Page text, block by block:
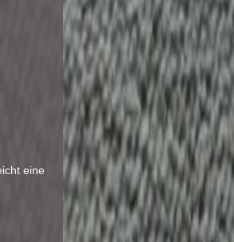
eine